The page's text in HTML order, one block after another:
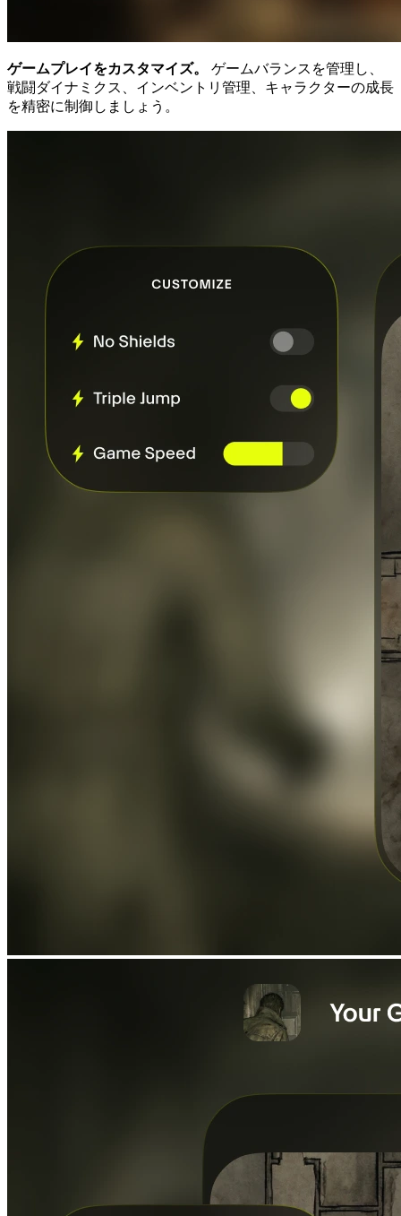
ゲームプレイをカスタマイズ。
ゲームバランスを管理し、
戦闘ダイナミクス、インベントリ管理、キャラクターの成長
を精密に制御しましょう。